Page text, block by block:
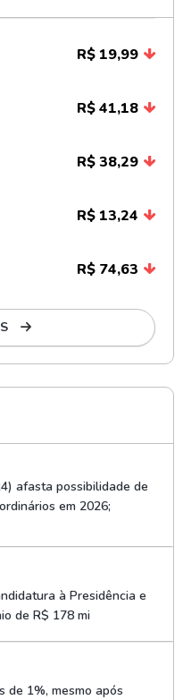
R$ 19,99
R$ 41,18
R$ 38,29
R$ 13,24
R$ 74,63
afasta possibilidade de
em 2026;
à Presidência e
de R$ 178 mi
de 1%, mesmo após